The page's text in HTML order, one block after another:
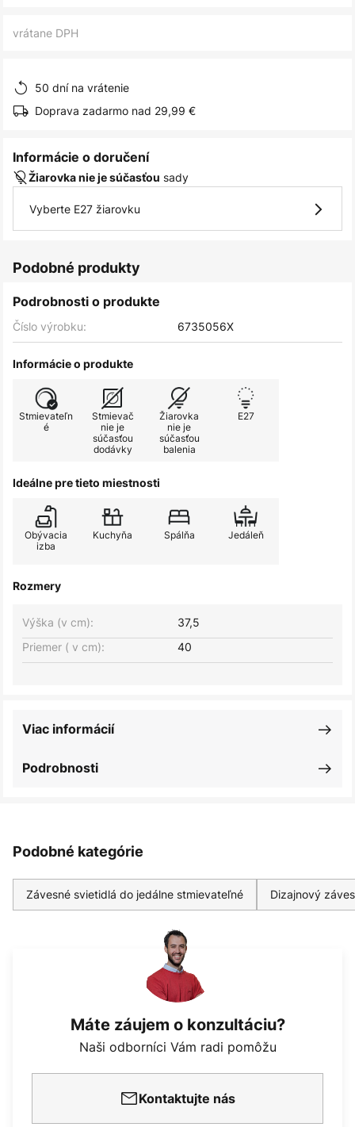
vrátane DPH
50 dní na vrátenie
Doprava zadarmo nad 29,99 €
Informácie o doručení
Žiarovka nie je súčasťou sady
Vyberte E27 žiarovku
Podobné produkty
Podrobnosti o produkte
Číslo výrobku: 6735056X
Informácie o produkte
Stmievateľn
é
Stmievač
nie je
súčasťou
dodávky
Žiarovka
nie je
súčasťou
balenia
E27
Ideálne pre tieto miestnosti
Obývacia
izba
Kuchyňa Spálňa Jedáleň
Rozmery
Výška (v cm):
37,5
Priemer ( v cm):
40
Podrobnosti
Viac informácií
Podobné kategórie
Závesné svietidlá do jedálne stmievateľné Dizajnový
Máte záujem o konzultáciu?
Naši odborníci Vám radi pomôžu
Kontaktujte nás